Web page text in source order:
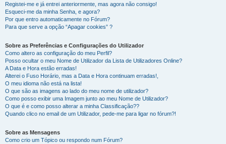
Registei-me e já entrei anteriormente, mas agora não consigo!
Esqueci-me da minha Senha, e agora?
Por que entro automaticamente no Fórum?
Para que serve a opção “Apagar cookies” ?
Sobre as Preferências e Configurações do Utilizador
Como altero as configuração do meu Perfil?
Posso ocultar o meu Nome de Utilizador da Lista de Utilizadores Online?
A Data e Hora estão erradas!
Alterei o Fuso Horário, mas a Data e Hora continuam erradas!,
O meu idioma não está na lista!
O que são as imagens ao lado do meu nome de utilizador?
Como posso exibir uma Imagem junto ao meu Nome de Utilizador?
O que é e como posso alterar a minha Classificação??
Quando clico no email de um Utilizador, pede-me para ligar no fórum?!
Sobre as Mensagens
Como crio um Tópico ou respondo num Fórum?